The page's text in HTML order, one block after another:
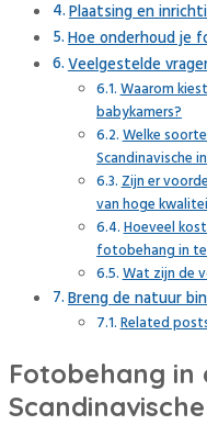
Plaatsing en
Hoe onderhoud je
Veelgestelde
Waarom
babykamers?
Welke
Scandinavische
Zijn er
van hoge
Hoeveel
fotobehang in
Wat zijn de
Breng de natuur
Related
Fotobehang in